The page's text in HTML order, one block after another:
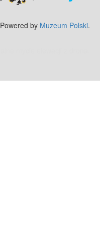
Powered by Muzeum Polski.